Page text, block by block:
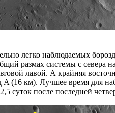
легко наблюдаемых
размах системы с севера
лавой. А крайняя
(16 км). Лучшее время для
суток после последней